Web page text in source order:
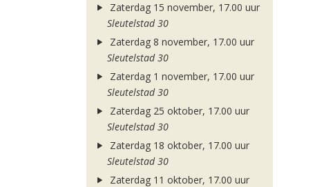
Zaterdag 15 november, 17.00 uur
Sleutelstad 30
Zaterdag 8 november, 17.00 uur
Sleutelstad 30
Zaterdag 1 november, 17.00 uur
Sleutelstad 30
Zaterdag 25 oktober, 17.00 uur
Sleutelstad 30
Zaterdag 18 oktober, 17.00 uur
Sleutelstad 30
Zaterdag 11 oktober, 17.00 uur